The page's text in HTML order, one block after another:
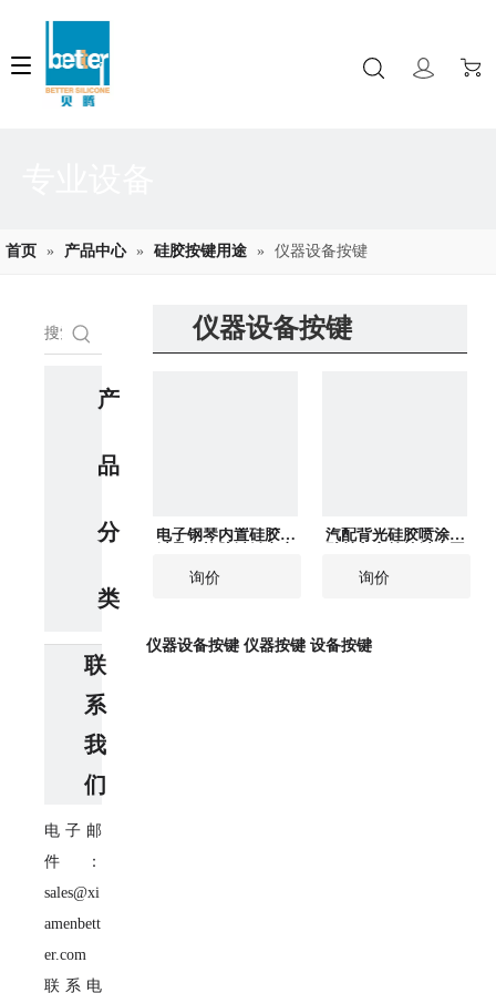
首页 » 产品中心 » 硅胶按键用途 » 仪器设备按键
产
品
分
类
联
系
我
们
电子邮
件：
sales@xi
amenbett
er.com
联系电
仪器设备按键
电子钢琴内置硅胶按
询价
汽配背光硅胶喷涂镭
询价
仪器设备按键 仪器按键 设备按键